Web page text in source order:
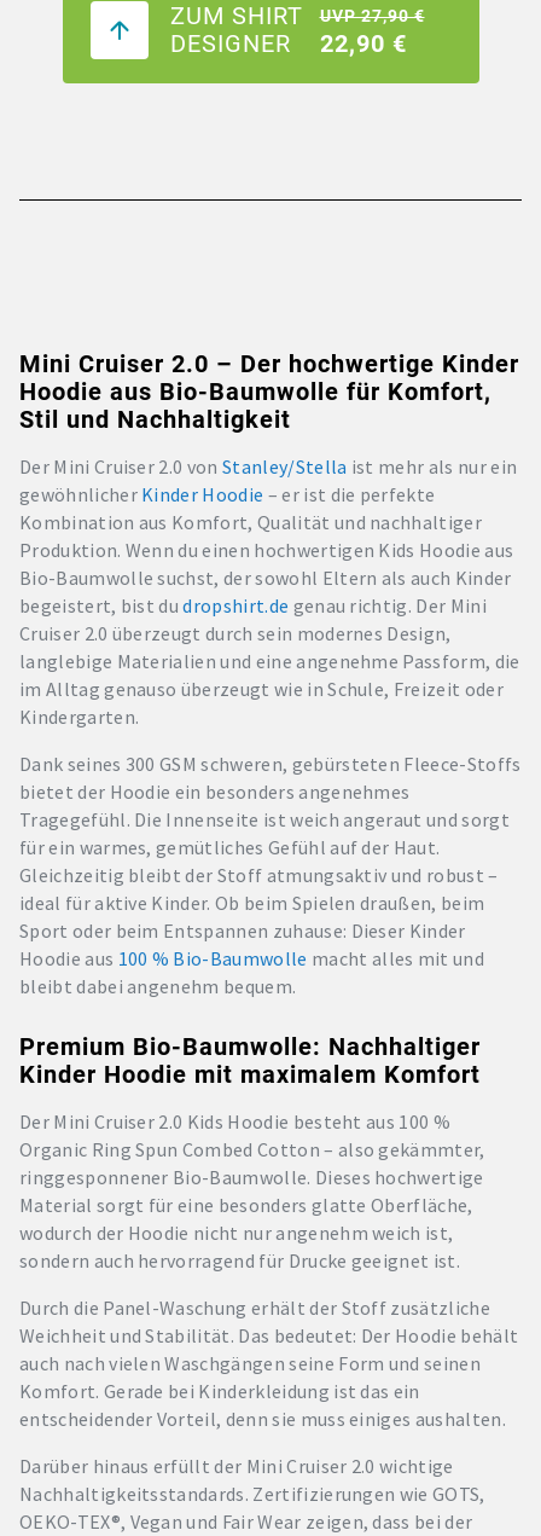
ZUM SHIRT
DESIGNER
UVP 27,90 €
22,90 €
Mini Cruiser 2.0 – Der hochwertige Kinder
Hoodie aus Bio-Baumwolle für Komfort,
Stil und Nachhaltigkeit
Der Mini Cruiser 2.0 vonStanley/Stella ist mehr als nur ein
gewöhnlicher Kinder Hoodie – er ist die perfekte
Kombination aus Komfort, Qualität und nachhaltiger
Produktion. Wenn du einen hochwertigen Kids Hoodie aus
Bio-Baumwolle suchst, der sowohl Eltern als auch Kinder
begeistert, bist dudropshirt.de genau richtig. Der Mini
Cruiser 2.0 überzeugt durch sein modernes Design,
langlebige Materialien und eine angenehme Passform, die
im Alltag genauso überzeugt wie in Schule, Freizeit oder
Kindergarten.
Dank seines 300 GSM schweren, gebürsteten Fleece-Stoffs
bietet der Hoodie ein besonders angenehmes
Tragegefühl. Die Innenseite ist weich angeraut und sorgt
für ein warmes, gemütliches Gefühl auf der Haut.
Gleichzeitig bleibt der Stoff atmungsaktiv und robust –
ideal für aktive Kinder. Ob beim Spielen draußen, beim
Sport oder beim Entspannen zuhause: Dieser Kinder
Hoodie aus 100 % Bio-Baumwolle macht alles mit und
bleibt dabei angenehm bequem.
Premium Bio-Baumwolle: Nachhaltiger
Kinder Hoodie mit maximalem Komfort
Der Mini Cruiser 2.0 Kids Hoodie besteht aus 100 %
Organic Ring Spun Combed Cotton – also gekämmter,
ringgesponnener Bio-Baumwolle. Dieses hochwertige
Material sorgt für eine besonders glatte Oberfläche,
wodurch der Hoodie nicht nur angenehm weich ist,
sondern auch hervorragend für Drucke geeignet ist.
Durch die Panel-Waschung erhält der Stoff zusätzliche
Weichheit und Stabilität. Das bedeutet: Der Hoodie behält
auch nach vielen Waschgängen seine Form und seinen
Komfort. Gerade bei Kinderkleidung ist das ein
entscheidender Vorteil, denn sie muss einiges aushalten.
Darüber hinaus erfüllt der Mini Cruiser 2.0 wichtige
Nachhaltigkeitsstandards. Zertifizierungen wie GOTS,
OEKO-TEX®, Vegan und Fair Wear zeigen, dass bei der